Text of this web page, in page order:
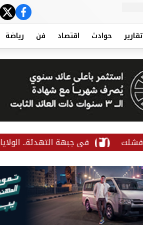
تقارير حوادث اقتصاد فن رياضة
في جبهة التهدئة.. الولايات